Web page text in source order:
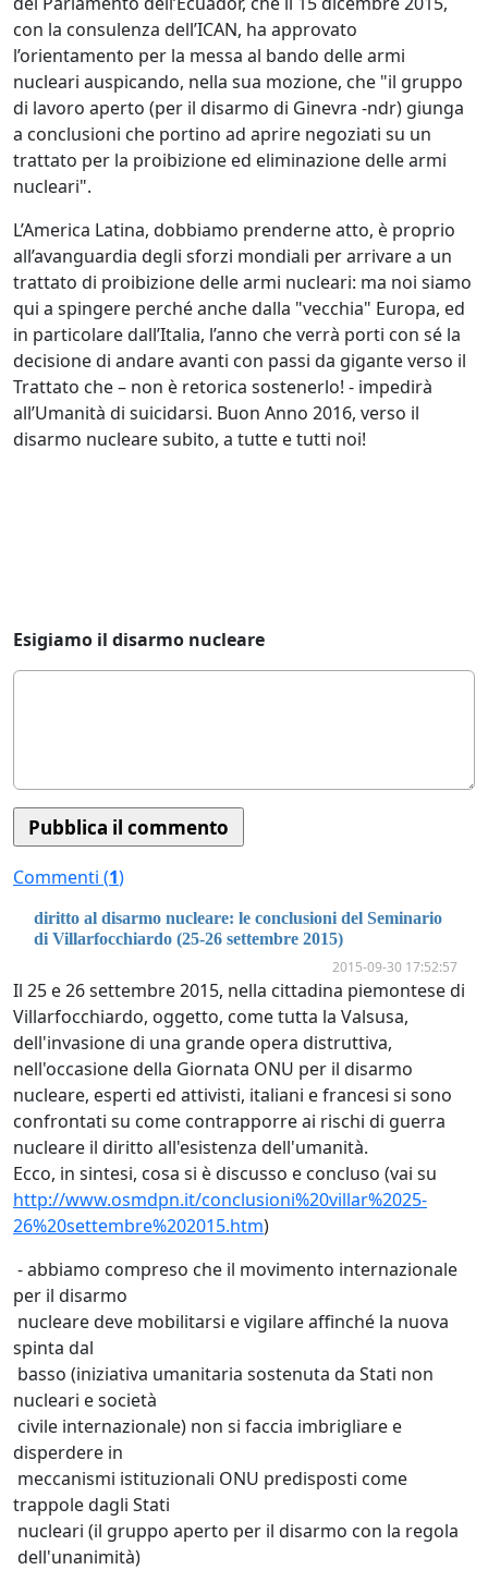
con la consulenza dell’ICAN, ha approvato
l’orientamento per la messa al bando delle armi
nucleari auspicando, nella sua mozione, che "il gruppo
di lavoro aperto (per il disarmo di Ginevra -ndr) giunga
a conclusioni che portino ad aprire negoziati su un
trattato per la proibizione ed eliminazione delle armi
nucleari".
L’America Latina, dobbiamo prenderne atto, è proprio
all’avanguardia degli sforzi mondiali per arrivare a un
trattato di proibizione delle armi nucleari: ma noi siamo
qui a spingere perché anche dalla "vecchia" Europa, ed
in particolare dall’Italia, l’anno che verrà porti con sé la
decisione di andare avanti con passi da gigante verso il
Trattato che – non è retorica sostenerlo! - impedirà
all’Umanità di suicidarsi. Buon Anno 2016, verso il
disarmo nucleare subito, a tutte e tutti noi!
Esigiamo il disarmo nucleare
Commenti (1)
diritto al disarmo nucleare: le conclusioni del Seminario
di Villarfocchiardo (25-26 settembre 2015)
2015-09-30 17:52:57
Il 25 e 26 settembre 2015, nella cittadina piemontese di
Villarfocchiardo, oggetto, come tutta la Valsusa,
dell'invasione di una grande opera distruttiva,
nell'occasione della Giornata ONU per il disarmo
nucleare, esperti ed attivisti, italiani e francesi si sono
confrontati su come contrapporre ai rischi di guerra
nucleare il diritto all'esistenza dell'umanità.
Ecco, in sintesi, cosa si è discusso e concluso (vai su
http://www.osmdpn.it/conclusioni%20villar%2025-
26%20settembre%202015.htm)
- abbiamo compreso che il movimento internazionale
per il disarmo
nucleare deve mobilitarsi e vigilare affinché la nuova
spinta dal
basso (iniziativa umanitaria sostenuta da Stati non
nucleari e società
civile internazionale) non si faccia imbrigliare e
disperdere in
meccanismi istituzionali ONU predisposti come
trappole dagli Stati
nucleari (il gruppo aperto per il disarmo con la regola
dell'unanimità)